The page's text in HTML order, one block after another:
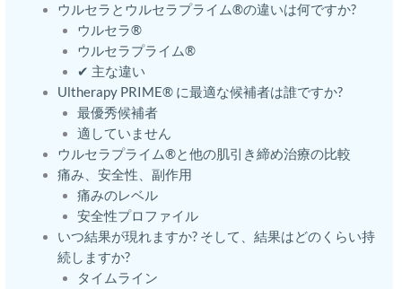
ウルセラとウルセラプライム®の違いは何ですか?
ウルセラ®
ウルセラプライム®
✔ 主な違い
Ultherapy PRIME® に最適な候補者は誰ですか?
最優秀候補者
適していません
ウルセラプライム®と他の肌引き締め治療の比較
痛み、安全性、副作用
痛みのレベル
安全性プロファイル
いつ結果が現れますか? そして、結果はどのくらい持
続しますか?
タイムライン